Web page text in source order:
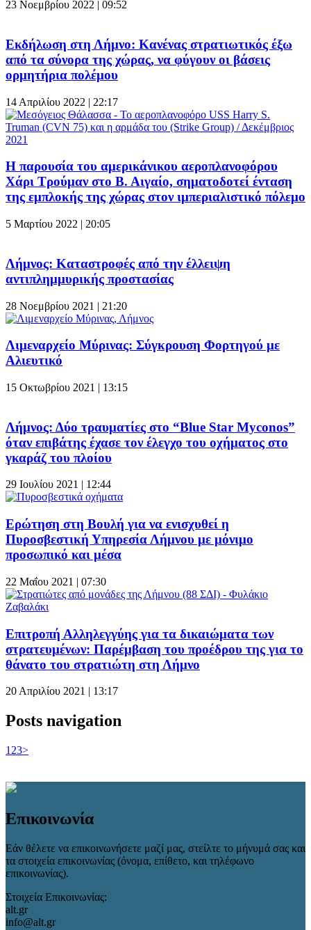
23 Νοεμβρίου 2022 | 09:52
Εκδήλωση στη Λήμνο: Κανένας στρατιωτικός έξω
από τα σύνορα της χώρας, να φύγουν οι βάσεις
ορμητήρια πολέμου
14 Απριλίου 2022 | 22:17
Η παρουσία του αμερικάνικου αεροπλανοφόρου
Χάρι Τρούμαν στο Β. Αιγαίο, σηματοδοτεί ένταση
της εμπλοκής της χώρας στον ιμπεριαλιστικό πόλεμο
5 Μαρτίου 2022 | 20:05
Λήμνος: Καταστροφές από την έλλειψη
αντιπλημμυρικής προστασίας
28 Νοεμβρίου 2021 | 21:20
Λιμεναρχείο Μύρινας: Σύγκρουση Φορτηγού με
Αλιευτικό
15 Οκτωβρίου 2021 | 13:15
Λήμνος: Δύο τραυματίες στο “Blue Star Myconos”
όταν επιβάτης έχασε τον έλεγχο του οχήματος στο
γκαράζ του πλοίου
29 Ιουλίου 2021 | 12:44
Ερώτηση στη Βουλή για να ενισχυθεί η
Πυροσβεστική Υπηρεσία Λήμνου με μόνιμο
προσωπικό και μέσα
22 Μαΐου 2021 | 07:30
Επιτροπή Αλληλεγγύης για τα δικαιώματα των
στρατευμένων: Παρέμβαση του προέδρου της για το
θάνατο του στρατιώτη στη Λήμνο
20 Απριλίου 2021 | 13:17
Posts navigation
1 23>
Επικοινωνία
Εάν θέλετε να επικοινωνήσετε μαζί μας, στείλτε το μήνυμά σας και
τα στοιχεία επικοινωνίας (όνομα, επίθετο, και τηλέφωνο
επικοινωνίας).
Στοιχεία Επικοινωνίας:
alt.gr
info@alt.gr